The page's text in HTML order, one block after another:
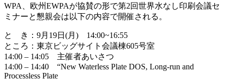
WPA、欧州EWPAが協賛の形で第2回世界水なし印刷会議セ
ミナーと懇親会は以下の内容で開催される。
と き：9月19日(月) 14:00~16:55
ところ：東京ビッグサイト会議棟605号室
14:00 – 14:05 主催者あいさつ
14:00 – 14:40 “New Waterless Plate DOS, Long-run and
Processless Plate